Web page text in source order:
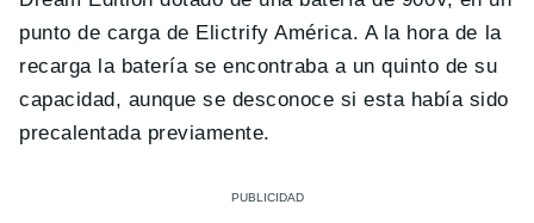
punto de carga de Elictrify América. A la hora de la
recarga la batería se encontraba a un quinto de su
capacidad, aunque se desconoce si esta había sido
precalentada previamente.